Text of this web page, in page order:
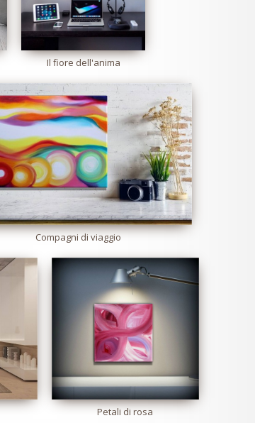
Il fiore dell'anima
Compagni di viaggio
Petali di rosa